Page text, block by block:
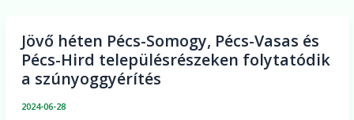
Jövő héten Pécs-Somogy, Pécs-Vasas és
Pécs-Hird településrészeken folytatódik
a szúnyoggyérítés
2024-06-28
Jövő
héten
Pécs-